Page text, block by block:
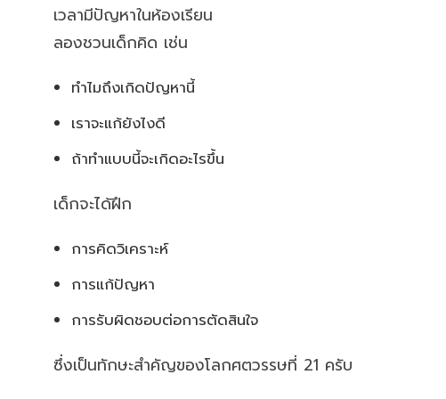
เวลามีปัญหาในห้องเรียน
ลองชวนเด็กคิด เช่น
ทำไมถึงเกิดปัญหานี้
เราจะแก้ยังไงดี
ถ้าทำแบบนี้จะเกิดอะไรขึ้น
เด็กจะได้ฝึก
การคิดวิเคราะห์
การแก้ปัญหา
การรับผิดชอบต่อการตัดสินใจ
ซึ่งเป็นทักษะสำคัญของโลกศตวรรษที่ 21 ครับ